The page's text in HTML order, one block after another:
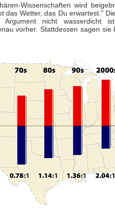
Wissenschaften wird
das Wetter, das Du erwartest."
Argument nicht wasserdicht
vorher. Stattdessen sagen sie